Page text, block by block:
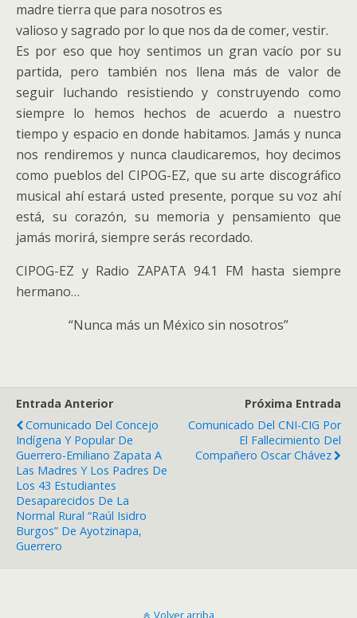
madre tierra que para nosotros es
valioso y sagrado por lo que nos da de comer, vestir.
Es por eso que hoy sentimos un gran vacío por su
partida, pero también nos llena más de valor de
seguir luchando resistiendo y construyendo como
siempre lo hemos hechos de acuerdo a nuestro
tiempo y espacio en donde habitamos. Jamás y nunca
nos rendiremos y nunca claudicaremos, hoy decimos
como pueblos del CIPOG-EZ, que su arte discográfico
musical ahí estará usted presente, porque su voz ahí
está, su corazón, su memoria y pensamiento que
jamás morirá, siempre serás recordado.
CIPOG-EZ y Radio ZAPATA 94.1 FM hasta siempre
hermano…
“Nunca más un México sin nosotros”
Entrada Anterior
Comunicado Del Concejo
Indígena Y Popular De
Guerrero-Emiliano Zapata A
Las Madres Y Los Padres De
Los 43 Estudiantes
Desaparecidos De La
Normal Rural “Raúl Isidro
Burgos” De Ayotzinapa,
Guerrero
Próxima Entrada
Comunicado Del CNI-CIG Por
El Fallecimiento Del
Compañero Oscar Chávez
Volver arriba